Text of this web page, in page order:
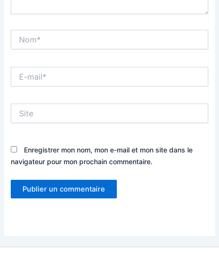
mail*
Enregistrer mon nom, mon e-mail et mon site dans le
navigateur pour mon prochain commentaire.